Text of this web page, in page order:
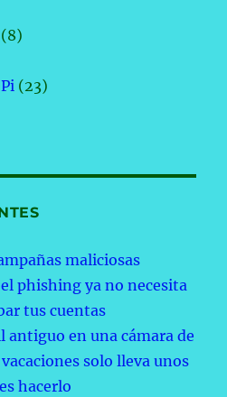
(8)
(23)
maliciosas
phishing ya no necesita
tus cuentas
en una cámara de
solo lleva unos
hacerlo